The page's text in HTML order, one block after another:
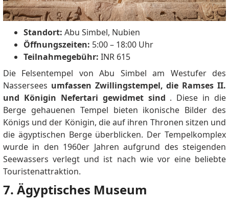
Standort: Abu Simbel, Nubien
Öffnungszeiten: 5:00 – 18:00 Uhr
Teilnahmegebühr: INR 615
Die Felsentempel von Abu Simbel am Westufer des
Nassersees umfassen Zwillingstempel, die Ramses II.
und Königin Nefertari gewidmet sind . Diese in die
Berge gehauenen Tempel bieten ikonische Bilder des
Königs und der Königin, die auf ihren Thronen sitzen und
die ägyptischen Berge überblicken. Der Tempelkomplex
wurde in den 1960er Jahren aufgrund des steigenden
Seewassers verlegt und ist nach wie vor eine beliebte
Touristenattraktion.
7. Ägyptisches Museum